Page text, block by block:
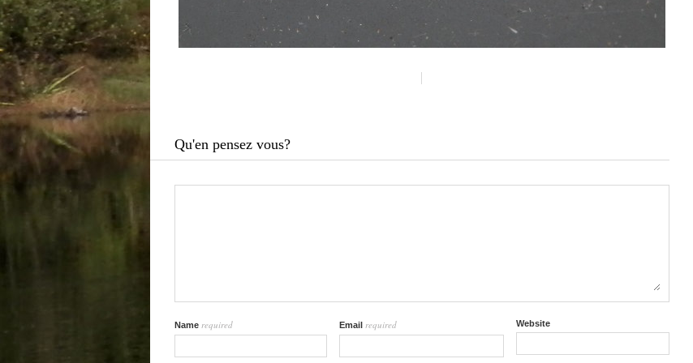
Qu'en pensez vous?
Name required Email required Website